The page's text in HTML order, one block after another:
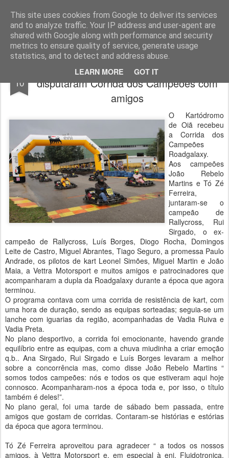
This site uses cookies from Google to deliver its services
and to analyze traffic. Your IP address and user-agent are
shared with Google along with performance and security
metrics to ensure quality of service, generate usage
statistics, and to detect and address abuse.
LEARN MORE GOT IT
ROADGALAXY - Media Center
10
Rebelo Martins e Tó Zé Ferreira
disputaram Corrida dos Campeões com
amigos
O Kartódromo
de Oiã recebeu
a Corrida dos
Campeões
Roadgalaxy.
Aos campeões
João Rebelo
Martins e Tó Zé
Ferreira,
juntaram-se o
campeão de
Rallycross, Rui
Sirgado, o ex-
campeão de Rallycross, Luís Borges, Diogo Rocha, Domingos
Leite de Castro, Miguel Abrantes, Tiago Seguro, a promessa Paulo
Andrade, os pilotos de kart Leonel Simões, Miguel Martin e João
Maia, a Vettra Motorsport e muitos amigos e patrocinadores que
acompanharam a dupla da Roadgalaxy durante a época que agora
terminou.
O programa contava com uma corrida de resistência de kart, com
uma hora de duração, sendo as equipas sorteadas; seguia-se um
lanche com iguarias da região, acompanhadas de Vadia Ruiva e
Vadia Preta.
No plano desportivo, a corrida foi emocionante, havendo grande
equilíbrio entre as equipas, com a chuva miudinha a criar emoção
q.b.. Ana Sirgado, Rui Sirgado e Luís Borges levaram a melhor
sobre a concorrência mas, como disse João Rebelo Martins “
somos todos campeões: nós e todos os que estiveram aqui hoje
connosco. Acompanharam-nos a época toda e, por isso, o título
também é deles!”.
No plano geral, foi uma tarde de sábado bem passada, entre
amigos que gostam de corridas. Contaram-se histórias e estórias
da época que agora terminou.
Tó Zé Ferreira aproveitou para agradecer “ a todos os nossos
amigos, à Vettra Motorsport e, em especial à eni, Fluidotronica,